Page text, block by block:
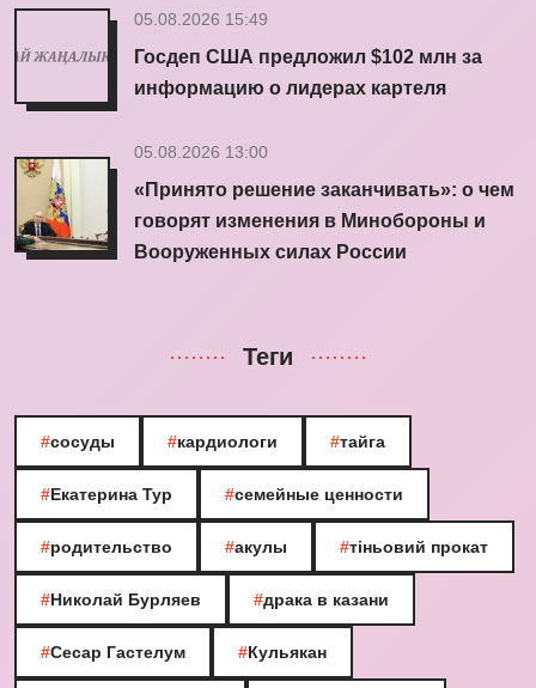
05.08.2026 15:49
Госдеп США предложил $102 млн за
информацию о лидерах картеля
05.08.2026 13:00
«Принято решение заканчивать»: о чем
говорят изменения в Минобороны и
Вооруженных силах России
Теги
#сосуды #кардиологи #тайга
#Екатерина Тур #семейные ценности
#родительство #акулы #тіньовий прокат
#Николай Бурляев #драка в казани
#Сесар Гастелум #Кульякан